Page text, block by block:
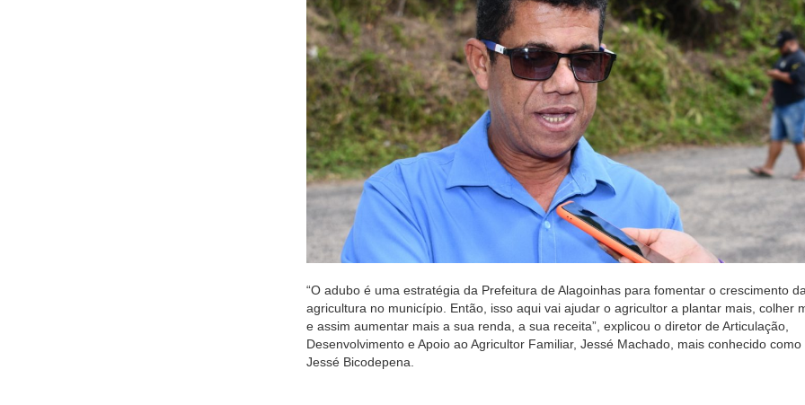
“O adubo é uma estratégia da Prefeitura de Alagoinhas para fomentar o crescimento
agricultura no município. Então, isso aqui vai ajudar o agricultor a plantar mais, colher
e assim aumentar mais a sua renda, a sua receita”, explicou o diretor de Articulação,
Desenvolvimento e Apoio ao Agricultor Familiar, Jessé Machado, mais conhecido como
Jessé Bicodepena.